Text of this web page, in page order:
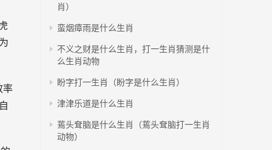
率
肖）
蛮烟瘴雨是什么生肖
不义之财是什么生肖，打一生肖猜测是什
么生肖动物
盼字打一生肖（盼字是什么生肖）
津津乐道是什么生肖
蔫头耷脑是什么生肖（蔫头耷脑打一生肖
动物）